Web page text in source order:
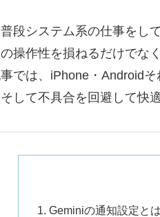
段システム系の仕事をし
操作性を損ねるだけでな
では、iPhone・Android
して不具合を回避して快
Geminiの通知設定と